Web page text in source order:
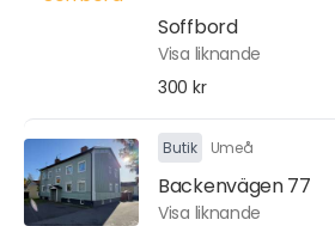
Soffbord
Visa liknande
300 kr
Butik Umeå
Backenvägen 77
Visa liknande